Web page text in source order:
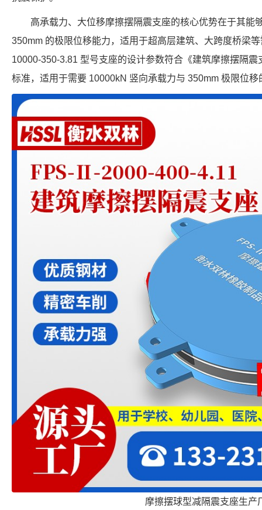
高承载力、大位移摩擦摆隔震支座的核心优势在于其能
350mm 的极限位移能力，适用于超高层建筑、大跨度桥梁
10000-350-3.81 型号支座的设计参数符合《建筑摩擦摆隔
标准，适用于需要 10000kN 竖向承载力与 350mm 极限位移
摩擦摆球型减隔震支座生产